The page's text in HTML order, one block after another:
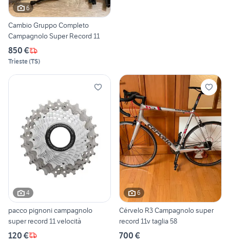
6
Cambio Gruppo Completo
Campagnolo Super Record 11
850 €
Trieste(TS)
4
pacco pignoni campagnolo
super record 11 velocità
120 €
6
Cérvelo R3 Campagnolo super
record 11v taglia 58
700 €